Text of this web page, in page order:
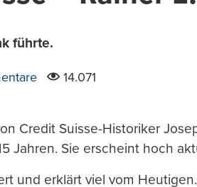
führte.
14.071
Credit Suisse-Historiker
Jahren. Sie erscheint hoch
und erklärt viel vom